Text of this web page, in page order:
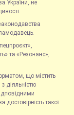
України, не
та «Резонанс»,
що містить
діяльністю
достовірність такої